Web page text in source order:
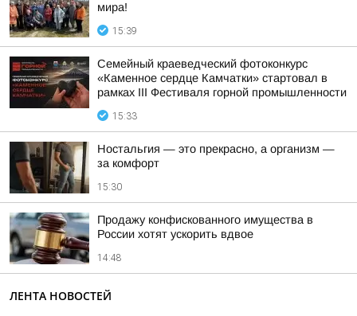
мира!
15:39
Семейный краеведческий фотоконкурс
«Каменное сердце Камчатки» стартовал в
рамках III Фестиваля горной промышленности
15:33
Ностальгия — это прекрасно, а организм —
за комфорт
15:30
Продажу конфискованного имущества в
России хотят ускорить вдвое
14:48
ЛЕНТА НОВОСТЕЙ